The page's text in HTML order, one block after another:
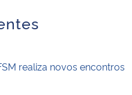
realiza novos encontros